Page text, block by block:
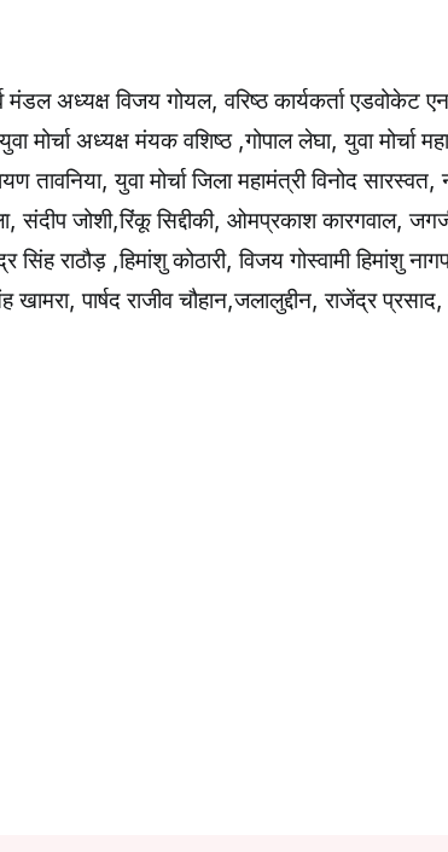
मंडल अध्यक्ष विजय गोयल, वरिष्ठ कार्यकर्ता एडवोकेट
अध्यक्ष मंयक वशिष्ठ ,गोपाल लेघा, युवा मोर्चा
तावनिया, युवा मोर्चा जिला महामंत्री विनोद
संदीप जोशी,रिंकू सिद्दीकी, ओमप्रकाश कारगवाल,
राठौड़ ,हिमांशु कोठारी, विजय गोस्वामी हिमांशु
पार्षद राजीव चौहान,जलालुद्दीन, राजेंद्र प्रसाद,